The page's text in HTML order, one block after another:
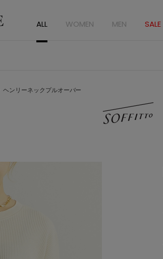
ALL WOMEN MEN SALE
ヘンリーネックプルオーバー